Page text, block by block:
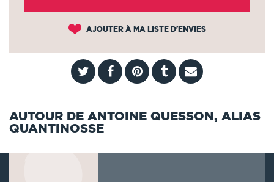
AJOUTER À MA LISTE D'ENVIES
AUTOUR DE ANTOINE QUESSON, ALIAS
QUANTINOSSE